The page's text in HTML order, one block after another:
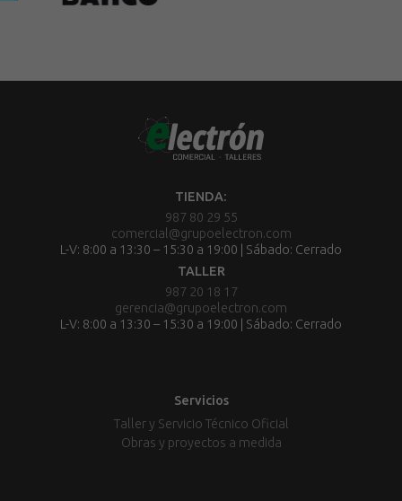
TIENDA:
987 80 29 55
comercial@grupoelectron.com
L-V: 8:00 a 13:30 – 15:30 a 19:00 | Sábado: Cerrado
TALLER
987 20 18 17
gerencia@grupoelectron.com
L-V: 8:00 a 13:30 – 15:30 a 19:00 | Sábado: Cerrado
Servicios
Taller y Servicio Técnico Oficial
Obras y proyectos a medida